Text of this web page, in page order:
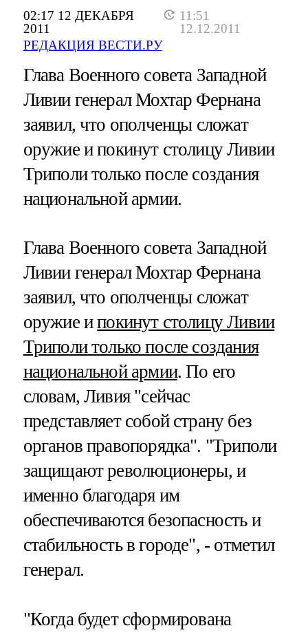
02:17 12 ДЕКАБРЯ
2011
11:51
12.12.2011
РЕДАКЦИЯ ВЕСТИ.РУ
Глава Военного совета Западной
Ливии генерал Мохтар Фернана
заявил, что ополченцы сложат
оружие и покинут столицу Ливии
Триполи только после создания
национальной армии.
Глава Военного совета Западной
Ливии генерал Мохтар Фернана
заявил, что ополченцы сложат
оружие ипокинут столицу Ливии
Триполи только после создания
национальной армии. По его
словам, Ливия "сейчас
представляет собой страну без
органов правопорядка". "Триполи
защищают революционеры, и
именно благодаря им
обеспечиваются безопасность и
стабильность в городе", - отметил
генерал.
"Когда будет сформирована